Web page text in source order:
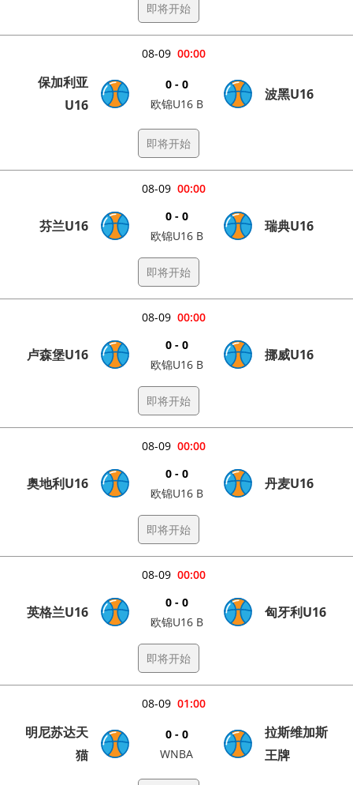
即将开始
00:00
08-09
保加利亚
U16
0 - 0
欧锦U16 B
波黑U16
即将开始
00:00
08-09
芬兰U16
0 - 0
欧锦U16 B
瑞典U16
即将开始
00:00
08-09
卢森堡U16
0 - 0
欧锦U16 B
挪威U16
即将开始
00:00
08-09
奥地利U16
0 - 0
欧锦U16 B
丹麦U16
即将开始
00:00
08-09
英格兰U16
0 - 0
欧锦U16 B
匈牙利U16
即将开始
01:00
08-09
明尼苏达天
猫
0 - 0
WNBA
拉斯维加斯
王牌